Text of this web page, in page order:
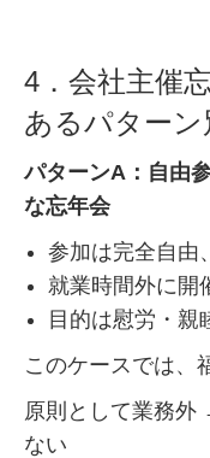
4．会社主催
あるパターン
パターンA：自由
な忘年会
参加は完全自由
就業時間外に開
目的は慰労・親
このケースでは、
原則として業務外
ない